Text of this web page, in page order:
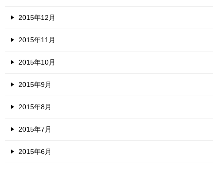
2015年12月
2015年11月
2015年10月
2015年9月
2015年8月
2015年7月
2015年6月